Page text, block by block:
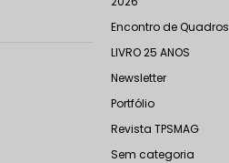
Encontro de Quadros
LIVRO 25 ANOS
Newsletter
Portfólio
Revista TPSMAG
Sem categoria